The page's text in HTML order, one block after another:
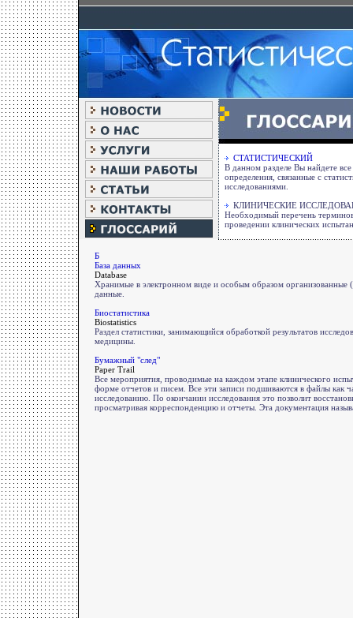
СТАТИСТИЧЕСКИЙ
В данном разделе Вы найдете
определения, связанные с
исследованиями.
КЛИНИЧЕСКИЕ
Необходимый перечень
проведении клинических
Б
База данных
Database
Хранимые в электронном виде и особым образом организованные
данные.
Биостатистика
Biostatistics
Раздел статистики, занимающийся обработкой результатов
медицины.
Бумажный "след"
Paper Trail
Все мероприятия, проводимые на каждом этапе клинического
форме отчетов и писем. Все эти записи подшиваются в файлы как
исследованию. По окончании исследования это позволит
просматривая корреспонденцию и отчеты. Эта документация